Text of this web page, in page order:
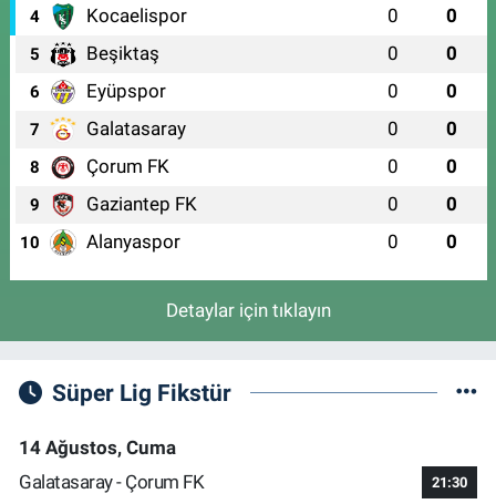
4 Kocaelispor 0 0
5 Beşiktaş 0 0
6 Eyüpspor 0 0
7 Galatasaray 0 0
8 Çorum FK 0 0
9 Gaziantep FK 0 0
10 Alanyaspor 0 0
Detaylar için tıklayın
Süper Lig Fikstür
14 Ağustos, Cuma
Galatasaray - Çorum FK
21:30